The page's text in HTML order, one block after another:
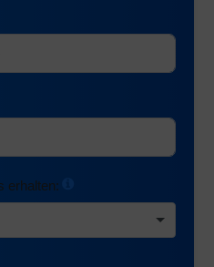
erhalten: